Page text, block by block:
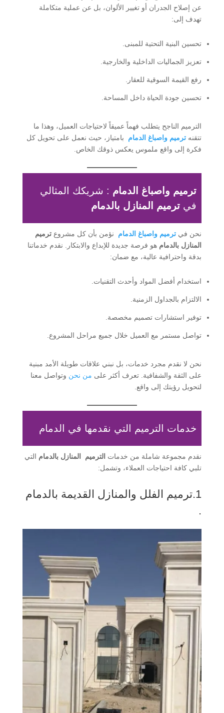
عن إصلاح الجدران أو تغيير الألوان، بل عن عملية متكاملة
تهدف إلى:
تحسين البنية التحتية للمبنى.
تعزيز الجماليات الداخلية والخارجية.
رفع القيمة السوقية للعقار.
تحسين جودة الحياة داخل المساحة.
الترميم الناجح يتطلب فهماً عميقاً لاحتياجات العميل، وهذا ما
تتقنه ترميم واصباغ الدمام بامتياز، حيث نعمل على تحويل كل
فكرة إلى واقع ملموس يعكس ذوقك الخاص.
ترميم واصباغ الدمام : شريكك المثالي
في ترميم المنازل بالدمام
نحن في ترميم واصباغ الدمام نؤمن بأن كل مشروع ترميم
المنازل بالدمام هو فرصة جديدة للإبداع والابتكار. نقدم خدماتنا
بدقة واحترافية عالية، مع ضمان:
استخدام أفضل المواد وأحدث التقنيات.
الالتزام بالجداول الزمنية.
توفير استشارات تصميم مخصصة.
تواصل مستمر مع العميل خلال جميع مراحل المشروع.
نحن لا نقدم مجرد خدمات، بل نبني علاقات طويلة الأمد مبنية
على الثقة والشفافية. تعرف أكثر على من نحن وتواصل معنا
لتحويل رؤيتك إلى واقع.
خدمات الترميم التي نقدمها في الدمام
نقدم مجموعة شاملة من خدمات الترميم المنازل بالدمام التي
تلبي كافة احتياجات العملاء، وتشمل:
1.ترميم الفلل والمنازل القديمة بالدمام
.